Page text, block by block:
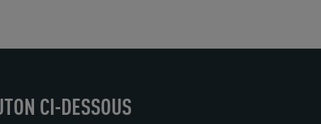
CI-DESSOUS